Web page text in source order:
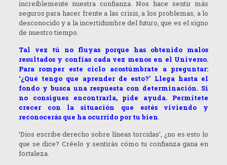
increíblemente nuestra confianza. Nos hace sentir más
seguros para hacer frente a las crisis, a los problemas, a lo
desconocido y a la incertidumbre del futuro, que es el signo
de nuestro tiempo.
Tal vez tú no fluyas porque has obtenido malos
resultados y confías cada vez menos en el Universo.
Para romper este ciclo acostúmbrate a preguntar:
‘¿Qué tengo que aprender de esto?’ Llega hasta el
fondo y busca una respuesta con determinación. Si
no consigues encontrarla, pide ayuda. Permítete
crecer con la situación que estés viviendo y
reconocerás que ha ocurrido por tu bien
‘Dios escribe derecho sobre líneas torcidas’, ¿no es esto lo
que se dice? Créelo y sentirás cómo tu confianza gana en
fortaleza.